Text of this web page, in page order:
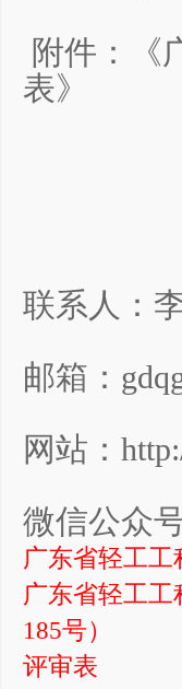
附件：《
表》
联系人：
邮箱：
网站：
微信公众
广东省轻工
广东省轻工
185号）
评审表